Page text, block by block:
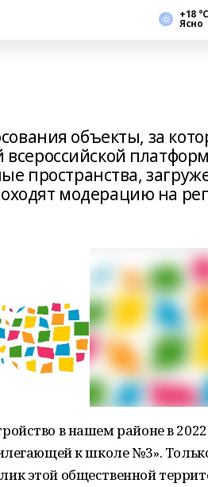
+18 °С
Ясно
объекты, за
пространства,
модерацию на
в нашем районе в 2022
к школе №3».
этой общественной